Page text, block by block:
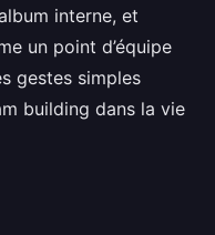
interne, et
un point d’équipe
gestes simples
building dans la vie